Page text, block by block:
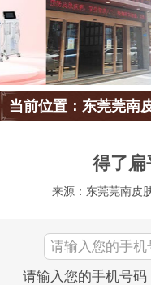
当前位置：东莞莞南
得了扁
来源：东莞莞南皮
请输入您的手机号